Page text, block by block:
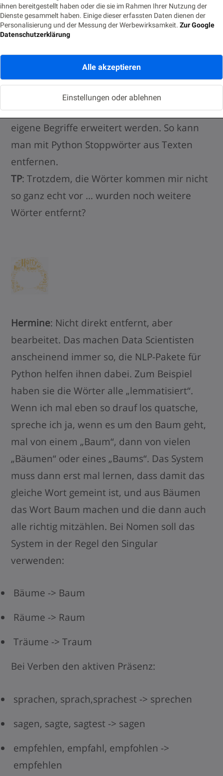
ihnen bereitgestellt haben oder die sie im Rahmen Ihrer Nutzung der
Dienste gesammelt haben. Einige dieser erfassten Daten dienen der
Personalisierung und der Messung der Werbewirksamkeit. Zur Google
Datenschutzerklärung
Alle akzeptieren
Einstellungen oder ablehnen
Stoppwörter. Die haben keinen relevanten
Inhalt und würden wichtigen Wörter einfach
unseren Word Clouds auch nicht mit drin
haben. Eine Liste mit Stoppwörtern ist in
den NLP-Paketen drin, und kann durch
eigene Begriffe erweitert werden. So kann
man mit Python Stoppwörter aus Texten
entfernen.
TP: Trotzdem, die Wörter kommen mir nicht
so ganz echt vor … wurden noch weitere
Wörter entfernt?
Hermine: Nicht direkt entfernt, aber
bearbeitet. Das machen Data Scientisten
anscheinend immer so, die NLP-Pakete für
Python helfen ihnen dabei. Zum Beispiel
haben sie die Wörter alle „lemmatisiert“.
Wenn ich mal eben so drauf los quatsche,
spreche ich ja, wenn es um den Baum geht,
mal von einem „Baum“, dann von vielen
„Bäumen“ oder eines „Baums“. Das System
muss dann erst mal lernen, dass damit das
gleiche Wort gemeint ist, und aus Bäumen
das Wort Baum machen und die dann auch
alle richtig mitzählen. Bei Nomen soll das
System in der Regel den Singular
verwenden:
Bäume -> Baum
Räume -> Raum
Träume -> Traum
Bei Verben den aktiven Präsenz:
sprachen, sprach,sprachest -> sprechen
sagen, sagte, sagtest -> sagen
empfehlen, empfahl, empfohlen ->
empfehlen